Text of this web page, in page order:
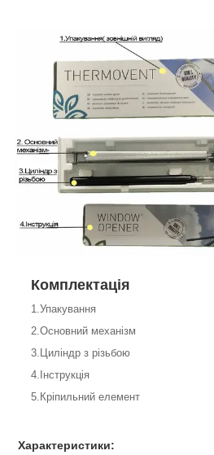
Комплектація
1.Упакування
2.Основний механізм
3.Циліндр з різьбою
4.Інструкція
5.Кріпильний елемент
Характеристики: